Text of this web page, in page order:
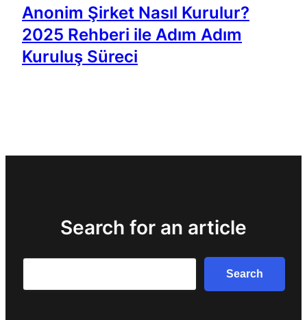
Anonim Şirket Nasıl Kurulur?
2025 Rehberi ile Adım Adım
Kuruluş Süreci
Search for an article
Search